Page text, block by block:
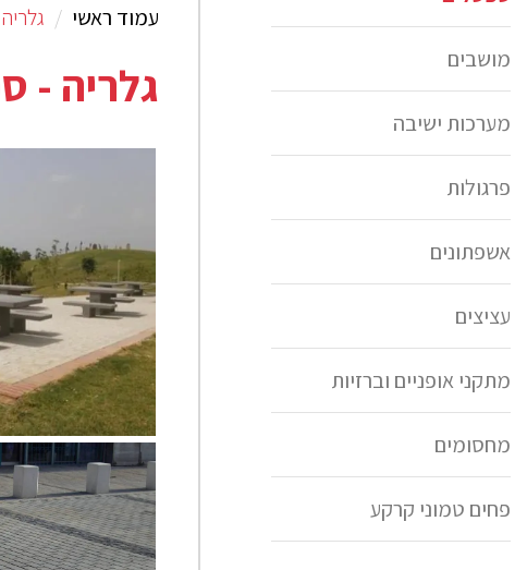
מושבים
מערכות ישיבה
פרגולות
אשפתונים
עציצים
מתקני אופניים וברזיות
מחסומים
פחים טמוני קרקע
עמוד ראשי
גלריה -
פיקניק ושני
באר שבע אדריכל